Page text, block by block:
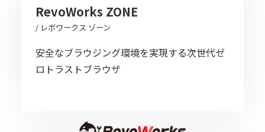
RevoWorks ZONE
/ レボワークス ゾーン
安全なブラウジング環境を実現する次世代ゼ
ロトラストブラウザ